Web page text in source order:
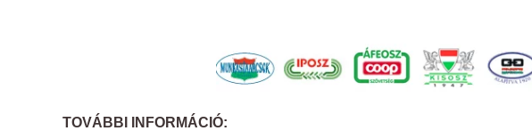
TOVÁBBI INFORMÁCIÓ: